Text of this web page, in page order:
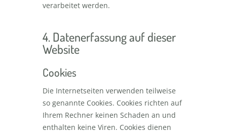
verarbeitet werden.
4. Datenerfassung auf dieser
Website
Cookies
Die Internetseiten verwenden teilweise
so genannte Cookies. Cookies richten auf
Ihrem Rechner keinen Schaden an und
enthalten keine Viren. Cookies dienen